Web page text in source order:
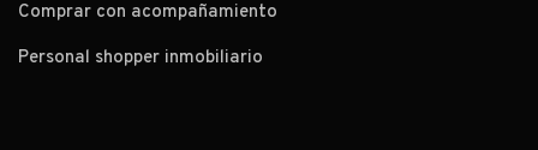
Comprar con acompañamiento
Personal shopper inmobiliario